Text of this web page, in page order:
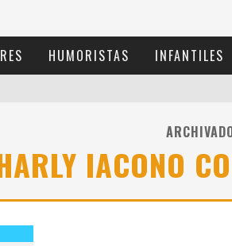
HUMORISTAS INFANTILES
IACONO